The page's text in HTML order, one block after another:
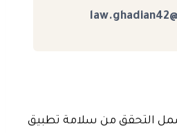
التحقق من سلامة تطبيق